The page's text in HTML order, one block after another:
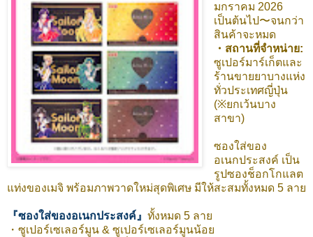
มกราคม 2026
เป็นต้นไป〜จนกว่า
สินค้าจะหมด
・สถานที่จำหน่าย:
ซูเปอร์มาร์เก็ตและ
ร้านขายยาบางแห่ง
ทั่วประเทศญี่ปุ่น
(※ยกเว้นบาง
สาขา)
ซองใส่ของ
อเนกประสงค์ เป็น
รูปซองช็อกโกแลต
แท่งของเมจิ พร้อมภาพวาดใหม่สุดพิเศษ มีให้สะสมทั้งหมด 5 ลาย
『ซองใส่ของอเนกประสงค์』 ทั้งหมด 5 ลาย
・ซูเปอร์เซเลอร์มูน & ซูเปอร์เซเลอร์มูนน้อย